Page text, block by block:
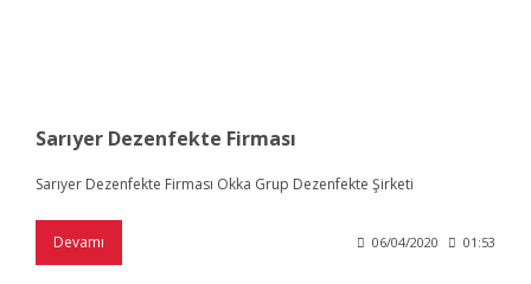
Sarıyer Dezenfekte Firması
Sarıyer Dezenfekte Firması Okka Grup Dezenfekte Şirketi
Devamı 06/04/2020 01:53